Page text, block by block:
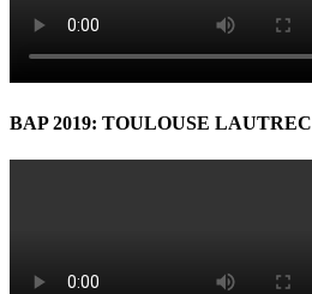
BAP 2019: TOULOUSE LAUTREC